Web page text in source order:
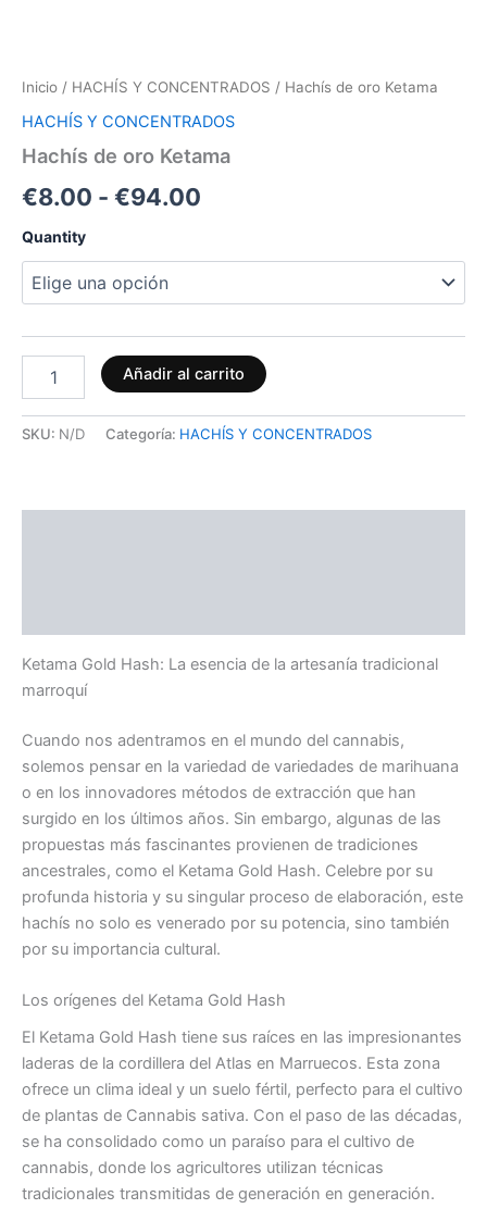
Inicio / HACHÍS Y CONCENTRADOS / Hachís de oro Ketama
HACHÍS Y CONCENTRADOS
Hachís de oro Ketama
€8.00 - €94.00
Quantity
Añadir al carrito
SKU: N/D Categoría: HACHÍS Y CONCENTRADOS
Ketama Gold Hash: La esencia de la artesanía tradicional
marroquí
Cuando nos adentramos en el mundo del cannabis,
solemos pensar en la variedad de variedades de marihuana
o en los innovadores métodos de extracción que han
surgido en los últimos años. Sin embargo, algunas de las
propuestas más fascinantes provienen de tradiciones
ancestrales, como el Ketama Gold Hash. Celebre por su
profunda historia y su singular proceso de elaboración, este
hachís no solo es venerado por su potencia, sino también
por su importancia cultural.
Los orígenes del Ketama Gold Hash
El Ketama Gold Hash tiene sus raíces en las impresionantes
laderas de la cordillera del Atlas en Marruecos. Esta zona
ofrece un clima ideal y un suelo fértil, perfecto para el cultivo
de plantas de Cannabis sativa. Con el paso de las décadas,
se ha consolidado como un paraíso para el cultivo de
cannabis, donde los agricultores utilizan técnicas
tradicionales transmitidas de generación en generación.